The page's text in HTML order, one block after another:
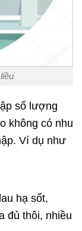
số lượng
không có nhu
Ví dụ như
hạ sốt,
đủ thôi, nhiều